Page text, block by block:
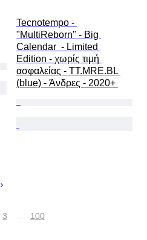
Tecnotempo -
"MultiReborn" - Big
Calendar  - Limited
Edition - χωρίς τιμή
ασφαλείας - TT.MRE.BL
(blue) - Άνδρες - 2020+
3 … 100